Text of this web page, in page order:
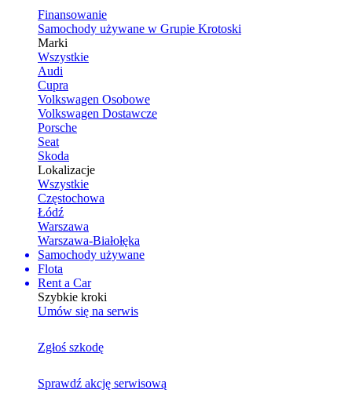
Finansowanie
Samochody używane w Grupie Krotoski
Marki
Wszystkie
Audi
Cupra
Volkswagen Osobowe
Volkswagen Dostawcze
Porsche
Seat
Skoda
Lokalizacje
Wszystkie
Częstochowa
Łódź
Warszawa
Warszawa-Białołęka
Samochody używane
Flota
Rent a Car
Szybkie kroki
Umów się na serwis
Zgłoś szkodę
Sprawdź akcję serwisową